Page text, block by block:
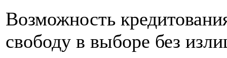
Возможность
свободу в выборе без